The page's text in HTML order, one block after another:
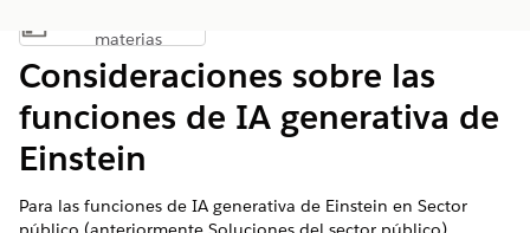
Mostrar índice de materias
materias
Consideraciones sobre las
funciones de IA generativa de
Einstein
Para las funciones de IA generativa de Einstein en Sector